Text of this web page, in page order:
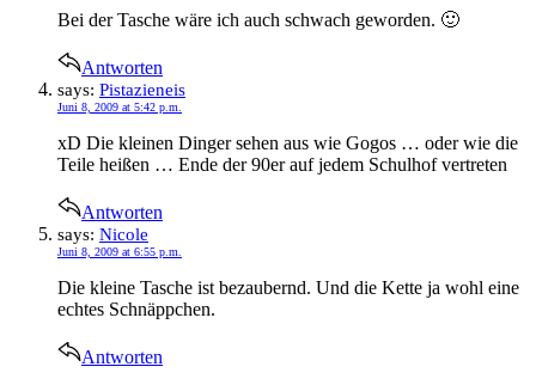
Bei der Tasche wäre ich auch schwach geworden. 🙂
Antworten
says: Pistazieneis
Juni 8, 2009 at 5:42 p.m.
xD Die kleinen Dinger sehen aus wie Gogos … oder wie die
Teile heißen … Ende der 90er auf jedem Schulhof vertreten
Antworten
says: Nicole
Juni 8, 2009 at 6:55 p.m.
Die kleine Tasche ist bezaubernd. Und die Kette ja wohl eine
echtes Schnäppchen.
Antworten